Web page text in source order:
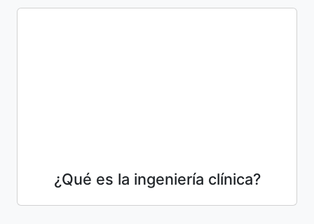
¿Qué es la ingeniería clínica?